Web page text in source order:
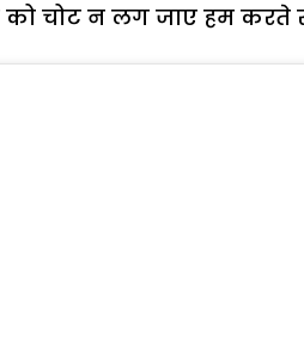
चोट न लग जाए हम करते